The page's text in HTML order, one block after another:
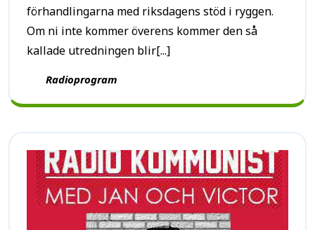
förhandlingarna med riksdagens stöd i ryggen.
Om ni inte kommer överens kommer den så
kallade utredningen blir[...]
Radioprogram